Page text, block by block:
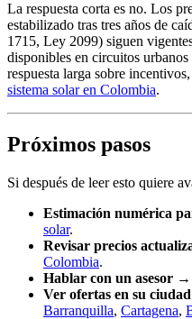
La respuesta corta es no. Los
estabilizado tras tres años de
1715, Ley 2099) siguen
disponibles en circuitos urbanos
respuesta larga sobre
sistema solar en Colombia.
Próximos pasos
Si después de leer esto quiere
Estimación numérica
solar.
Revisar precios
Colombia.
Hablar con un asesor →
Ver ofertas en su ciudad
Barranquilla, Cartagena,